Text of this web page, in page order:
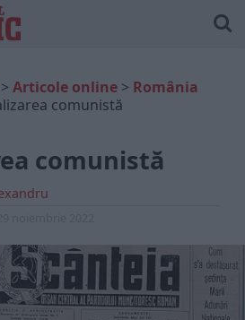
> Articole online > România
comunistă
comunistă